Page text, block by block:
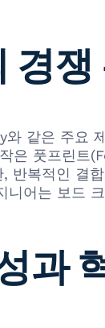
경쟁
같은 주요
은 풋프린트
반복적인 결
니어는 보드
과